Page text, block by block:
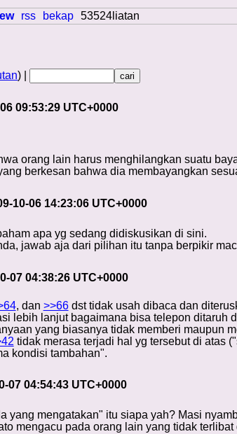
rss bekap 53524liatan
) |
09:53:29 UTC+0000
orang lain harus menghilangkan suatu
berkesan bahwa dia membayangkan
10-06 14:23:06 UTC+0000
apa yg sedang didiskusikan di sini.
jawab aja dari pilihan itu tanpa berpikir
07 04:38:26 UTC+0000
, dan >>66dst tidak usah dibaca dan
lebih lanjut bagaimana bisa telepon
yang biasanya tidak memberi maupun
tidak merasa terjadi hal yg tersebut di atas
kondisi tambahan".
07 04:54:43 UTC+0000
yang mengatakan" itu siapa yah? Masi
mengacu pada orang lain yang tidak terlibat